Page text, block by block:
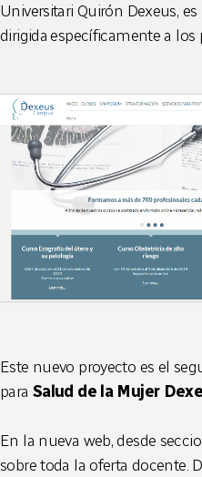
Universitari Quirón Dexeus,
dirigidaespecíficamente a los
Este nuevo proyecto es el
para Salud de la Mujer
En la nueva web, desde
sobre toda la oferta docente.